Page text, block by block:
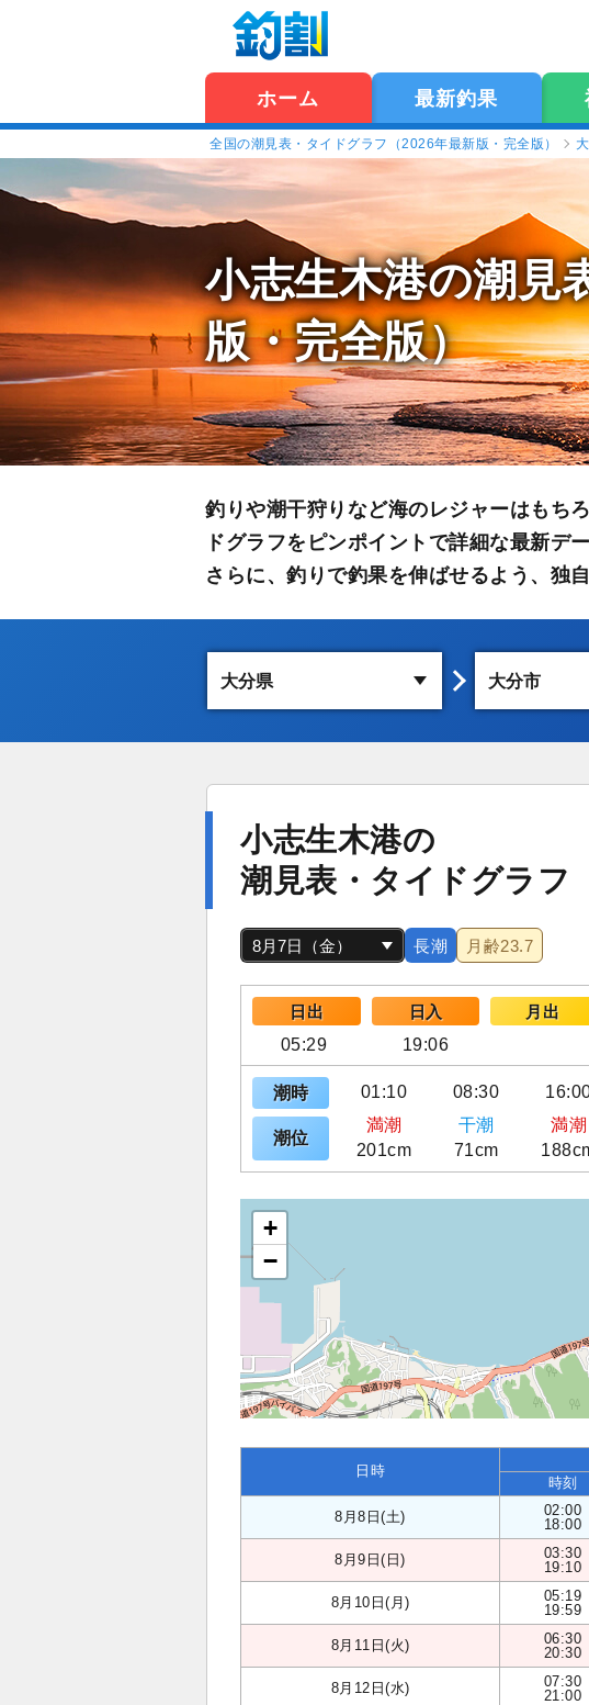
ホーム 最新釣果
全国の潮見表・タイドグラフ（2026年最新版・完全版）
小志生木港の潮見
版・完全版）
釣りや潮干狩りなど海のレジャーはもち
ドグラフをピンポイントで詳細な最新デ
さらに、釣りで釣果を伸ばせるよう、独
小志生木港の
潮見表・タイドグラフ
長潮 月齢23.7
日出 日入 月出
05:29
19:06
潮時 01:10 08:30
潮位
満潮 干潮 満潮
201cm
71cm
+
−
日時
時刻
8月8日(土)
02:00
18:00
8月9日(日)
03:30
19:10
8月10日(月)
05:19
19:59
8月11日(火)
06:30
20:30
8月12日(水)
07:30
21:00